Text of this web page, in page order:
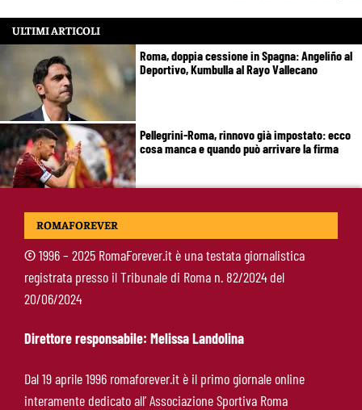
ULTIMI ARTICOLI
Roma, doppia cessione in Spagna: Angeliño al
Deportivo, Kumbulla al Rayo Vallecano
Pellegrini-Roma, rinnovo già impostato: ecco
cosa manca e quando può arrivare la firma
Mercato Roma, manca un solo colpo: Gasperini
Roma-Molina, il colpo di D’Amico è geniale:
qualità ed esperienza a un prezzo da
occasione
ROMAFOREVER
©1996 – 2025 RomaForever.it è una testata giornalistica
registrata presso il Tribunale di Roma n. 82/2024 del
20/06/2024
Direttore responsabile: Melissa Landolina
Dal 19 aprile 1996 romaforever.it è il primo giornale online
interamente dedicato all’ Associazione Sportiva Roma